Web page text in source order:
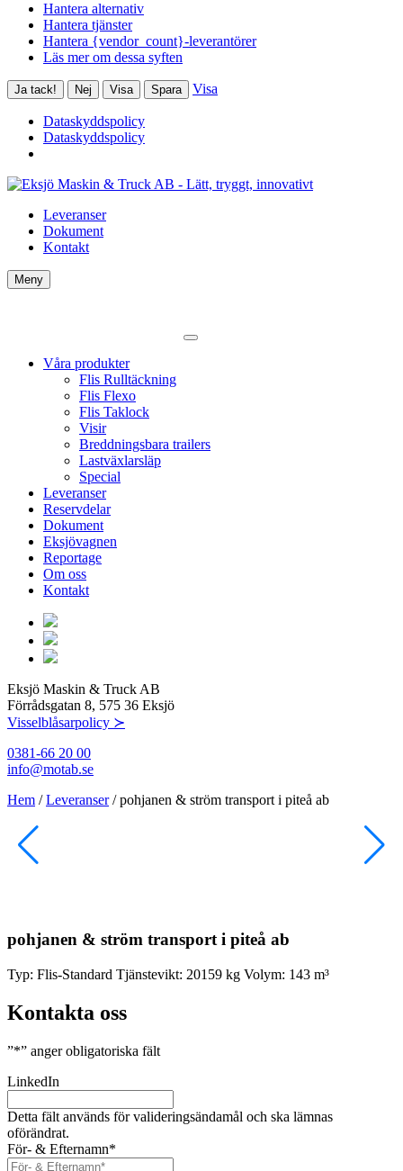
Hantera alternativ
Hantera tjänster
Hantera {vendor_count}-leverantörer
Läs mer om dessa syften
Ja tack! Nej Visa Spara Visa
Dataskyddspolicy
Dataskyddspolicy
Leveranser
Dokument
Kontakt
Meny
Våra produkter
Flis Rulltäckning
Flis Flexo
Flis Taklock
Visir
Breddningsbara trailers
Lastväxlarsläp
Special
Leveranser
Reservdelar
Dokument
Eksjövagnen
Reportage
Om oss
Kontakt
Eksjö Maskin & Truck AB
Förrådsgatan 8, 575 36 Eksjö
Visselblåsarpolicy ≻
0381-66 20 00
info@motab.se
Hem /Leveranser/pohjanen & ström transport i piteå ab
pohjanen & ström transport i piteå ab
Typ: Flis-Standard Tjänstevikt: 20159 kg Volym: 143 m³
Kontakta oss
”*” anger obligatoriska fält
LinkedIn
Detta fält används för valideringsändamål och ska lämnas
oförändrat.
För- & Efternamn*